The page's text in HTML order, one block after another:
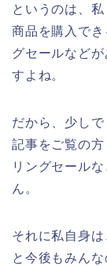
というのは、
商品を購入で
グセールなど
すよね。
だから、少し
記事をご覧の
リングセール
ん。
それに私自身
と今後もみん